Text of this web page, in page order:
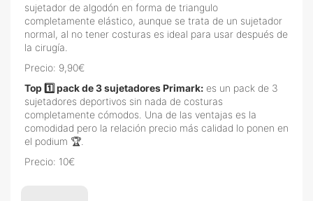
sujetador de algodón en forma de triangulo
completamente elástico, aunque se trata de un sujetador
normal, al no tener costuras es ideal para usar después de
la cirugía.
Precio: 9,90€
Top 1️⃣ pack de 3 sujetadores Primark: es un pack de 3
sujetadores deportivos sin nada de costuras
completamente cómodos. Una de las ventajas es la
comodidad pero la relación precio más calidad lo ponen en
el podium 🏆.
Precio: 10€